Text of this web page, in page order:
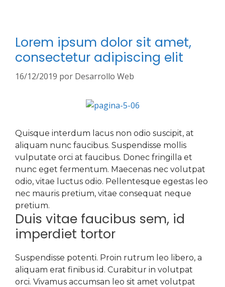
Lorem ipsum dolor sit amet,
consectetur adipiscing elit
16/12/2019 por Desarrollo Web
Quisque interdum lacus non odio suscipit, at
aliquam nunc faucibus. Suspendisse mollis
vulputate orci at faucibus. Donec fringilla et
nunc eget fermentum. Maecenas nec volutpat
odio, vitae luctus odio. Pellentesque egestas leo
nec mauris pretium, vitae consequat neque
pretium.
Duis vitae faucibus sem, id
imperdiet tortor
Suspendisse potenti. Proin rutrum leo libero, a
aliquam erat finibus id. Curabitur in volutpat
orci. Vivamus accumsan leo sit amet volutpat